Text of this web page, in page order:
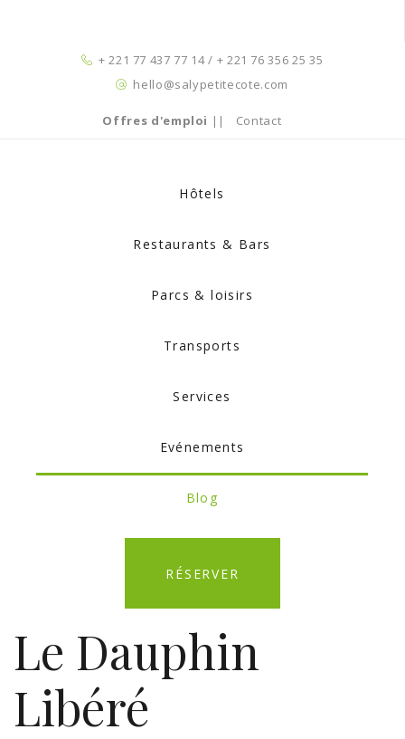
+ 221 77 437 77 14 / + 221 76 356 25 35
hello@salypetitecote.com
Offres d'emploi || Contact
Hôtels
Restaurants & Bars
Parcs & loisirs
Transports
Services
Evénements
Blog
RÉSERVER
Le Dauphin
Libéré